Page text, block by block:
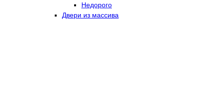
Недорого
Двери из массива